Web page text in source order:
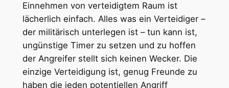
Einnehmen von verteidigtem Raum ist
lächerlich einfach. Alles was ein Verteidiger –
der militärisch unterlegen ist – tun kann ist,
ungünstige Timer zu setzen und zu hoffen
der Angreifer stellt sich keinen Wecker. Die
einzige Verteidigung ist, genug Freunde zu
haben die jeden potentiellen Angriff